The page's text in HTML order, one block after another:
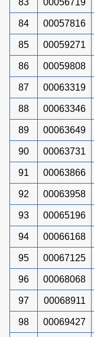
84 00057816
85 00059271
86 00059808
87 00063319
88 00063346
89 00063649
90 00063731
91 00063866
92 00063958
93 00065196
94 00066168
95 00067125
96 00068068
97 00068911
98 00069427